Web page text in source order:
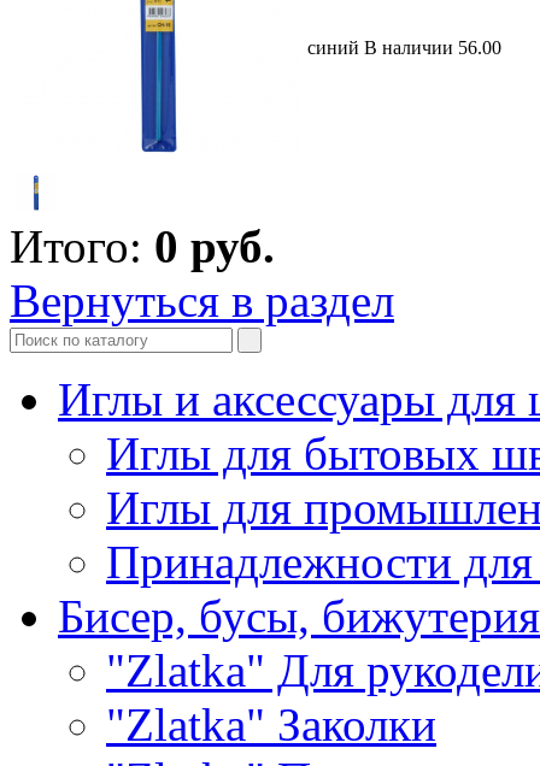
синий В наличии 56.00
Итого: 0 руб.
Вернуться в раздел
Иглы и аксессуары
Иглы для бытовых
Иглы для
Принадлежности
Бисер, бусы, бижутерия
"Zlatka" Для
"Zlatka" Заколки